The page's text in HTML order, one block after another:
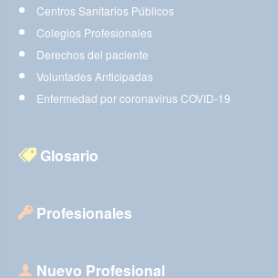
Centros Sanitarios Públicos
Colegios Profesionales
Derechos del paciente
Voluntades Anticipadas
Enfermedad por coronavirus COVID-19
Glosario
Profesionales
Nuevo Profesional